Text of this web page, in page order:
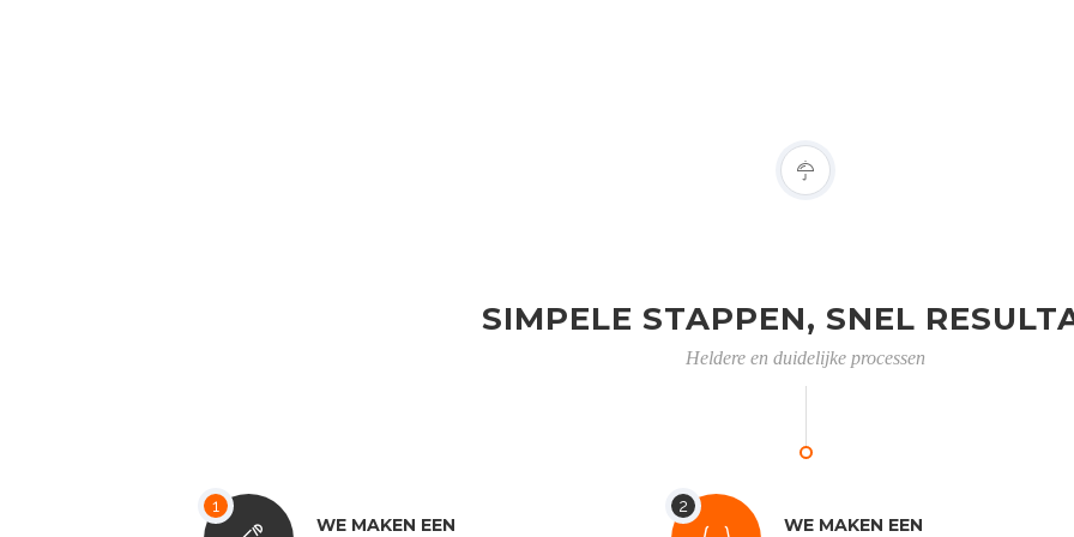
SIMPELE STAPPEN, SNEL
Heldere en duidelijke processen
WE MAKEN EEN WE MAKEN EEN